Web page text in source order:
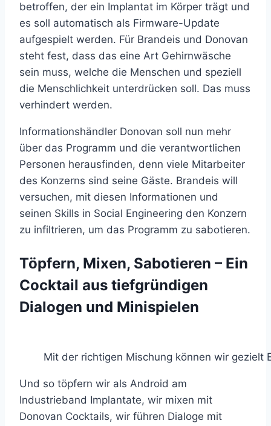
betroffen, der ein Implantat im Körper trägt und
es soll automatisch als Firmware-Update
aufgespielt werden. Für Brandeis und Donovan
steht fest, dass das eine Art Gehirnwäsche
sein muss, welche die Menschen und speziell
die Menschlichkeit unterdrücken soll. Das muss
verhindert werden.
Informationshändler Donovan soll nun mehr
über das Programm und die verantwortlichen
Personen herausfinden, denn viele Mitarbeiter
des Konzerns sind seine Gäste. Brandeis will
versuchen, mit diesen Informationen und
seinen Skills in Social Engineering den Konzern
zu infiltrieren, um das Programm zu sabotieren.
Töpfern, Mixen, Sabotieren – Ein
Cocktail aus tiefgründigen
Dialogen und Minispielen
Mit der richtigen Mischung können wir gezielt
Und so töpfern wir als Android am
Industrieband Implantate, wir mixen mit
Donovan Cocktails, wir führen Dialoge mit